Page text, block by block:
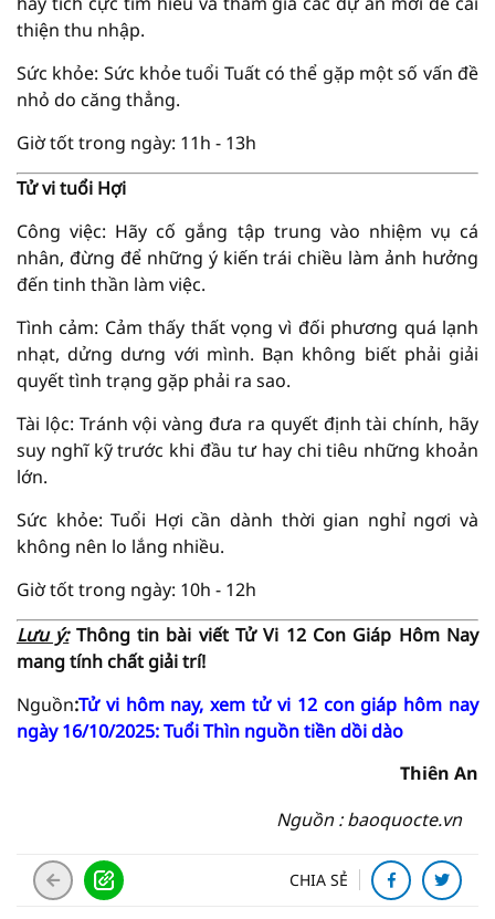
thiện thu nhập.
Sức khỏe: Sức khỏe tuổi Tuất có thể gặp một số vấn đề
nhỏ do căng thẳng.
Giờ tốt trong ngày: 11h - 13h
Tử vi tuổi Hợi
Công việc: Hãy cố gắng tập trung vào nhiệm vụ cá
nhân, đừng để những ý kiến trái chiều làm ảnh hưởng
đến tinh thần làm việc.
Tình cảm: Cảm thấy thất vọng vì đối phương quá lạnh
nhạt, dửng dưng với mình. Bạn không biết phải giải
quyết tình trạng gặp phải ra sao.
Tài lộc: Tránh vội vàng đưa ra quyết định tài chính, hãy
suy nghĩ kỹ trước khi đầu tư hay chi tiêu những khoản
lớn.
Sức khỏe: Tuổi Hợi cần dành thời gian nghỉ ngơi và
không nên lo lắng nhiều.
Giờ tốt trong ngày: 10h - 12h
Lưu ý: Thông tin bài viếtTử Vi 12 Con Giáp Hôm Nay
mang tính chất giải trí!
Nguồn:Tử vi hôm nay, xem tử vi 12 con giáp hôm nay
ngày 16/10/2025: Tuổi Thìn nguồn tiền dồi dào
Thiên An
Nguồn : baoquocte.vn
CHIA SẺ